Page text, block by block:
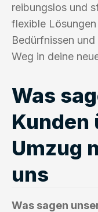
reibungslos und
flexible
Bedürfnissen
Weg in deine
Was
Kunden
Umzug
uns
Was sagen